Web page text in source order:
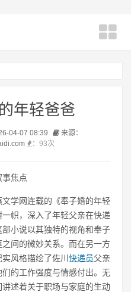
年轻爸爸
04-07 08:39
来源：
： 93次
焦点
学网连载的《奉子婚的年轻
帜，深入了年轻父亲在快递
小说以其独特的视角和奉子
间的微妙关系。而在另一方
风格描绘了佐川 快递员父亲
的工作强度与情感付出。无
述着关于职场与家庭的生动